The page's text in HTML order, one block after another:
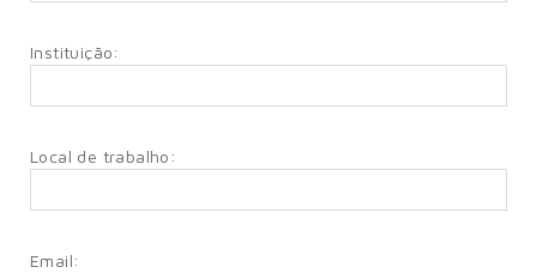
Instituição:
Local de trabalho:
Email: